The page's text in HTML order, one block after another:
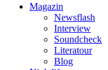
Magazin
Newsflash
Interview
Soundcheck
Literatour
Blog